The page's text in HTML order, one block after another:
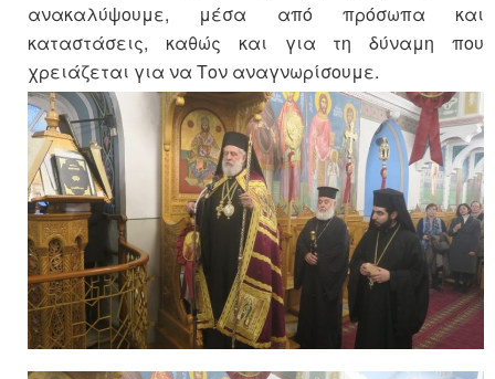
ανακαλύψουμε, μέσα από πρόσωπα και
καταστάσεις, καθώς και για τη δύναμη που
χρειάζεται για να Τον αναγνωρίσουμε.